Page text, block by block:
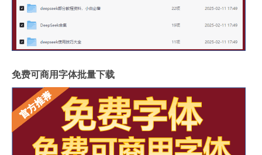
免费可商用字体批量下载